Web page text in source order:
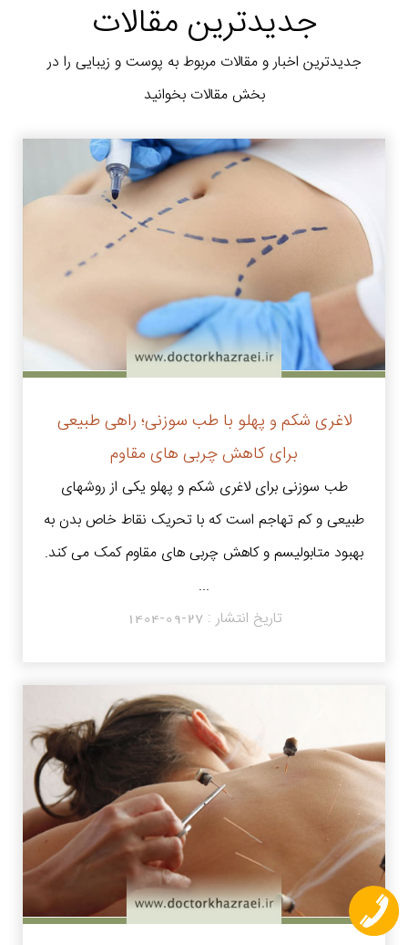
جدیدترین مقالات
جدیدترین اخبار و مقالات مربوط به پوست و زیبایی را در
بخش مقالات بخوانید
لاغری شکم و پهلو با طب سوزنی؛ راهی طبیعی
برای کاهش چربی های مقاوم
طب سوزنی برای لاغری شکم و پهلو یکی از روشهای
طبیعی و کم تهاجم است که با تحریک نقاط خاص بدن به
بهبود متابولیسم و کاهش چربی های مقاوم کمک می کند.
...
تاریخ انتشار :1404-09-27